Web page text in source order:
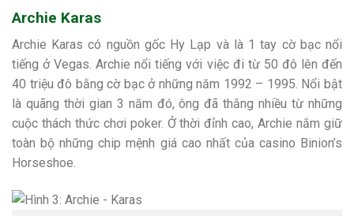
Archie Karas
Archie Karas có nguồn gốc Hy Lạp và là 1 tay cờ bạc nổi
tiếng ở Vegas. Archie nổi tiếng với việc đi từ 50 đô lên đến
40 triệu đô bằng cờ bạc ở những năm 1992 – 1995. Nổi bật
là quãng thời gian 3 năm đó, ông đã thắng nhiều từ những
cuộc thách thức chơi poker. Ở thời đỉnh cao, Archie nắm giữ
toàn bộ những chip mệnh giá cao nhất của casino Binion’s
Horseshoe.